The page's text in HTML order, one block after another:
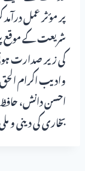
پر مؤثر عمل
شریعت کے موقع
کی زیر صدارت
وادیب اکرام
احسن دانش، حافظ
بخاری کی دینی و